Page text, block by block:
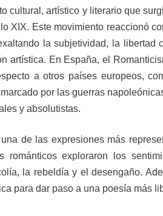
cultural, artístico y literario que
XIX. Este movimiento reaccionó
la subjetividad, la libertad
artística. En España, el
a otros países europeos,
por las guerras
y absolutistas.
de las expresiones más
románticos exploraron los
la rebeldía y el desengaño.
para dar paso a una poesía más